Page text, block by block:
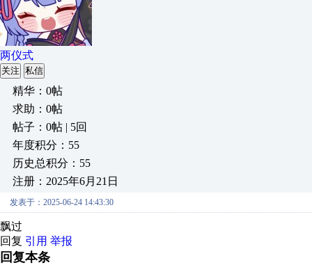
两仪式
关注 私信
精华：0帖
求助：0帖
帖子：0帖 | 5回
年度积分：55
历史总积分：55
注册：2025年6月21日
发表于：2025-06-24 14:43:30
飘过
回复 引用 举报
回复本条